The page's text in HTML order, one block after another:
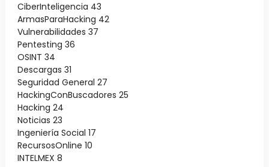
CiberInteligencia 43
ArmasParaHacking 42
Vulnerabilidades 37
Pentesting 36
OSINT 34
Descargas 31
Seguridad General 27
HackingConBuscadores 25
Hacking 24
Noticias 23
Ingeniería Social 17
RecursosOnline 10
INTELMEX 8